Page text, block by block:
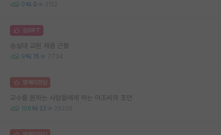
0 0 2122
김GPT
숭실대 교원 채용 근황
9 15 7734
명예의전당
교수를 원하는 사람들에게 하는 아조씨의 조언
106 22 25229